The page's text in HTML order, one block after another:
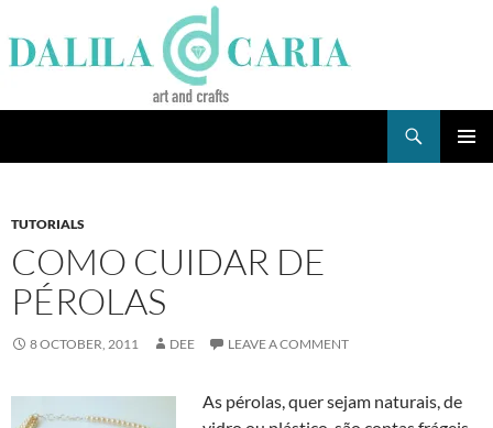
to
content
TUTORIALS
COMO CUIDAR DE
PÉROLAS
8 OCTOBER, 2011 DEE LEAVE A COMMENT
As pérolas, quer sejam naturais, de